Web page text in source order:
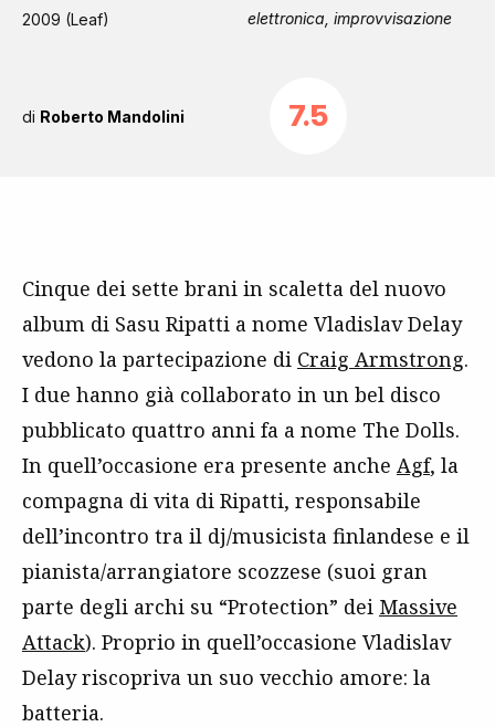
2009 (Leaf) elettronica, improvvisazione
di Roberto Mandolini 7.5
Cinque dei sette brani in scaletta del nuovo
album di Sasu Ripatti a nome Vladislav Delay
vedono la partecipazione di Craig Armstrong.
I due hanno già collaborato in un bel disco
pubblicato quattro anni fa a nome The Dolls.
In quell’occasione era presente anche Agf, la
compagna di vita di Ripatti, responsabile
dell’incontro tra il dj/musicista finlandese e il
pianista/arrangiatore scozzese (suoi gran
parte degli archi su “Protection” dei Massive
Attack). Proprio in quell’occasione Vladislav
Delay riscopriva un suo vecchio amore: la
batteria.